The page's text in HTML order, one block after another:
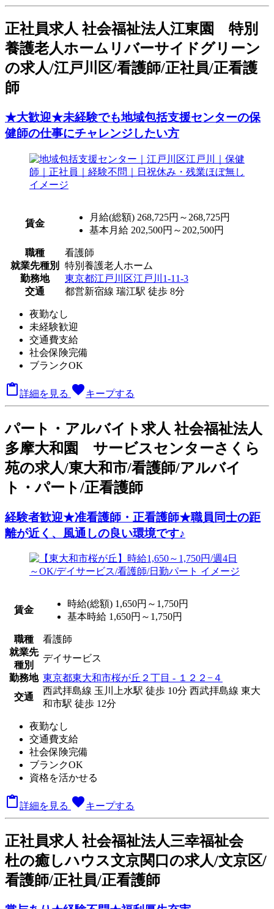
正社員求人 社会福祉法人江東園 特別
養護老人ホームリバーサイドグリーン
の求人/江戸川区/看護師/正社員/正看護
師
★大歓迎★未経験でも地域包括支援センターの保
健師の仕事にチャレンジしたい方
賃金
月給(総額) 268,725円～268,725円
基本月給 202,500円～202,500円
職種
看護師
就業先種別
特別養護老人ホーム
勤務地
東京都江戸川区江戸川1-11-3
交通
都営新宿線 瑞江駅 徒歩 8分
夜勤なし
未経験歓迎
交通費支給
社会保険完備
ブランクOK
詳細を見る favoriteキープする
パート ・アルバイト求人 社会福祉法人
多摩大和園 サービスセンターさくら
苑の求人/東大和市/看護師/アルバイ
ト・パート/正看護師
経験者歓迎★准看護師・正看護師★職員同士の距
離が近く、風通しの良い環境です♪
賃金
時給(総額) 1,650円～1,750円
基本時給 1,650円～1,750円
職種
看護師
就業先
種別
デイサービス
勤務地 東京都東大和市桜が丘２丁目 - １２２−４
交通
西武拝島線 玉川上水駅 徒歩 10分 西武拝島線 東大
和市駅 徒歩 12分
夜勤なし
交通費支給
社会保険完備
ブランクOK
資格を活かせる
 詳細を見る favoriteキープする
正社員求人 社会福祉法人三幸福祉会
杜の癒しハウス文京関口の求人/文京区/
看護師/正社員/正看護師